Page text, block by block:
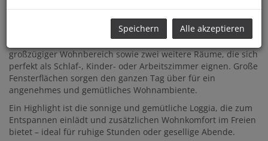
ansprechende Raumaufteilung, helle Wohnräume und ein
rundum stimmiges Wohnkonzept.
optimal genutzter Wohnfläche erwartet Sie ein
großzügiger Wohnbereich sowie zwei weitere Räume, die sich
perfekt als Schlaf-, Kinder- oder Arbeitszimmer eignen. Große
Fensterflächen sorgen den ganzen Tag über für ein
angenehmes und gemütliches Wohnambiente.
Ein Highlight ist die sonnige und gemütliche Loggia, die zum
Entspannen einlädt und zusätzlichen Wohnkomfort im Freien
bietet – ideal für ruhige Stunden oder gesellige Abende.
Speichern Alle akzeptieren